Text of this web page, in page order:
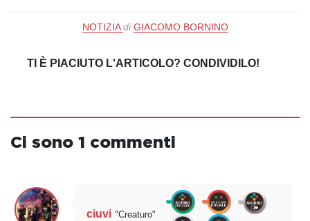
NOTIZIA di GIACOMO BORNINO
TI È PIACIUTO L'ARTICOLO? CONDIVIDILO!
Ci sono 1 commenti
ciuvi "Creaturo"